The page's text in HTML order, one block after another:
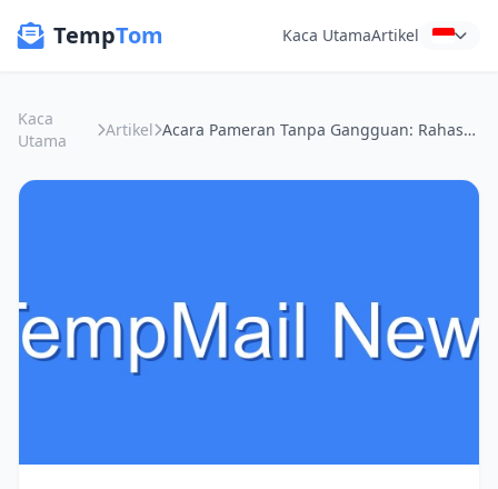
TempTom Kaca UtamaArtikel
Kaca
Utama
Artikel Acara Pameran Tanpa Gangguan: Rahasia Email Sementara kanggo Ngamanake Privasi